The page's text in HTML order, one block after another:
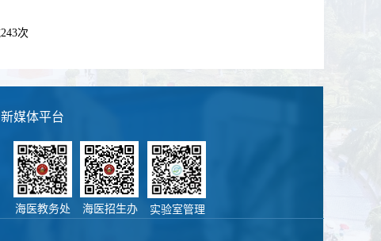
243次
新媒体平台
海医教务处 海医招生办 实验室管理